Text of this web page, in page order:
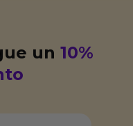
un10%